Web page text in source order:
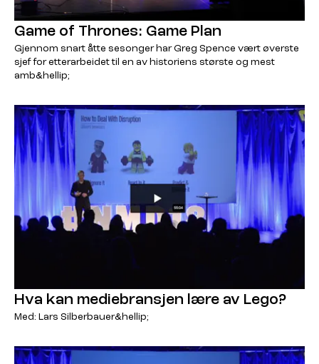
Game of Thrones: Game Plan
Gjennom snart åtte sesonger har Greg Spence vært øverste
sjef for etterarbeidet til en av historiens største og mest
amb&hellip;
Hva kan mediebransjen lære av Lego?
Med: Lars Silberbauer&hellip;